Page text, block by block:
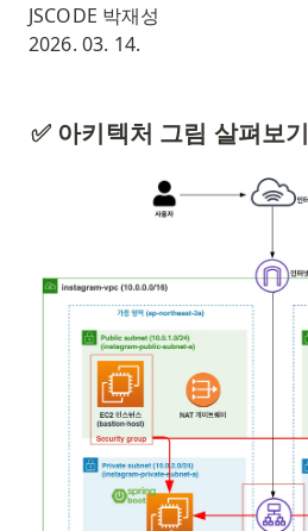
JSCODE 박재성
2026. 03. 14.
✅ 아키텍처 그림 살펴보기